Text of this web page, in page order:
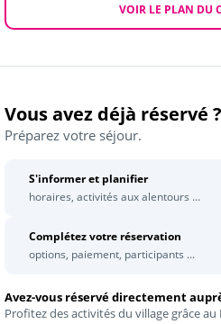
VOIR LE PLAN DU
Vous avez déjà réservé ?
Préparez votre séjour.
S'informer et planifier
horaires, activités aux alentours ...
Complétez votre réservation
options, paiement, participants ...
Avez-vous réservé directement
Profitez des activités du village grâce au